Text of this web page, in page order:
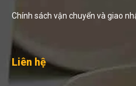
Chính sách vận chuyển và giao
Liên hệ